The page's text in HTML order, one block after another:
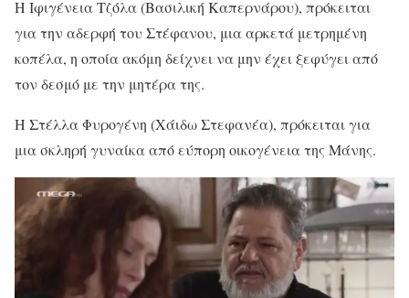
Η Ιφιγένεια Τζόλα (Βασιλική Καπερνάρου), πρόκειται
για την αδερφή του Στέφανου, μια αρκετά μετρημένη
κοπέλα, η οποία ακόμη δείχνει να μην έχει ξεφύγει από
τον δεσμό με την μητέρα της.
Η Στέλλα Φυρογένη (Χάιδω Στεφανέα), πρόκειται για
μια σκληρή γυναίκα από εύπορη οικογένεια της Μάνης.